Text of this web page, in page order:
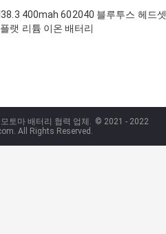
400mah 602040 블루투스 헤드셋
랫 리튬 이온 배터리
토마 배터리 협력 업체.
© 2021 - 2022
All Rights Reserved.